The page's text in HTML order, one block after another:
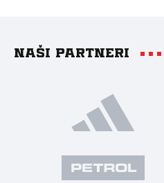
Naši partneri